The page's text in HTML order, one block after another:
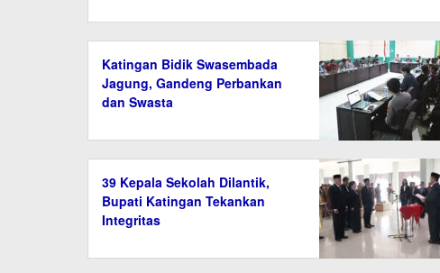
Katingan Bidik Swasembada
Jagung, Gandeng Perbankan
dan Swasta
39 Kepala Sekolah Dilantik,
Bupati Katingan Tekankan
Integritas